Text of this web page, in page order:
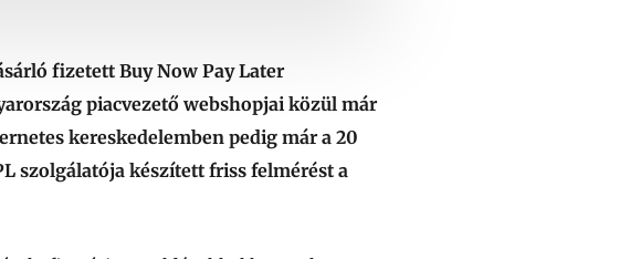
fizetett Buy Now Pay Later
piacvezető webshopjai közül már
kereskedelemben pedig már a 20
szolgálatója készített friss felmérést a